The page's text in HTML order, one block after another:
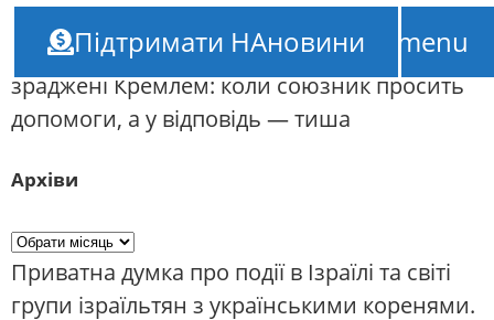
тим, хто довірився путіну» – 4 країни,
зраджені Кремлем: коли союзник просить
допомоги, а у відповідь — тиша
Архіви
Приватна думка про події в Ізраїлі та світі
групи ізраїльтян з українськими коренями.
TOP-menu
Підтримати НАновини